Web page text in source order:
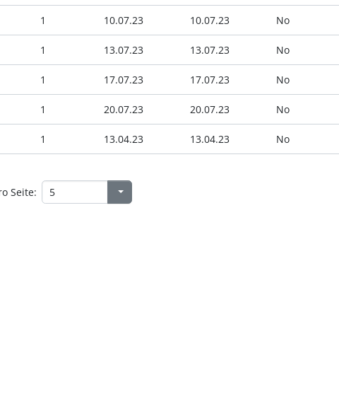
1 10.07.23 10.07.23 No
1 13.07.23 13.07.23 No
1 17.07.23 17.07.23 No
1 20.07.23 20.07.23 No
1 13.04.23 13.04.23 No
Seite: